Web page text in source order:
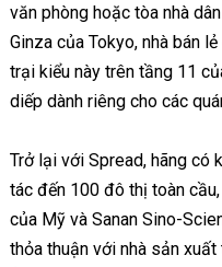
văn phòng hoặc tòa nhà
Ginza của Tokyo, nhà bán
trại kiểu này trên tầng 11
diếp dành riêng cho các
Trở lại với Spread, hãng có
tác đến 100 đô thị toàn
của Mỹ và Sanan Sino-
thỏa thuận với nhà sản